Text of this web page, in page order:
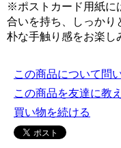
※ポストカード用紙に
合いを持ち、しっかり
朴な手触り感をお楽し
この商品について問
この商品を友達に教
買い物を続ける